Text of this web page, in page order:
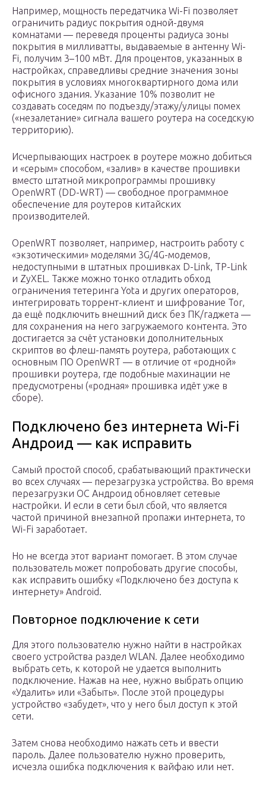
Например, мощность передатчика Wi-Fi позволяет
ограничить радиус покрытия одной-двумя
комнатами — переведя проценты радиуса зоны
покрытия в милливатты, выдаваемые в антенну Wi-
Fi, получим 3–100 мВт. Для процентов, указанных в
настройках, справедливы средние значения зоны
покрытия в условиях многоквартирного дома или
офисного здания. Указание 10% позволит не
создавать соседям по подъезду/этажу/улицы помех
(«незалетание» сигнала вашего роутера на соседскую
территорию).
Исчерпывающих настроек в роутере можно добиться
и «серым» способом, «залив» в качестве прошивки
вместо штатной микропрограммы прошивку
OpenWRT (DD-WRT) — свободное программное
обеспечение для роутеров китайских
производителей.
OpenWRT позволяет, например, настроить работу с
«экзотическими» моделями 3G/4G-модемов,
недоступными в штатных прошивках D-Link, TP-Link
и ZyXEL. Также можно тонко отладить обход
ограничения тетеринга Yota и других операторов,
интегрировать торрент-клиент и шифрование Tor,
да ещё подключить внешний диск без ПК/гаджета —
для сохранения на него загружаемого контента. Это
достигается за счёт установки дополнительных
скриптов во флеш-память роутера, работающих с
основным ПО OpenWRT — в отличие от «родной»
прошивки роутера, где подобные махинации не
предусмотрены («родная» прошивка идёт уже в
сборе).
Подключено без интернета Wi-Fi
Андроид — как исправить
Самый простой способ, срабатывающий практически
во всех случаях — перезагрузка устройства. Во время
перезагрузки ОС Андроид обновляет сетевые
настройки. И если в сети был сбой, что является
частой причиной внезапной пропажи интернета, то
Wi-Fi заработает.
Но не всегда этот вариант помогает. В этом случае
пользователь может попробовать другие способы,
как исправить ошибку «Подключено без доступа к
интернету» Android.
Повторное подключение к сети
Для этого пользователю нужно найти в настройках
своего устройства раздел WLAN. Далее необходимо
выбрать сеть, к которой не удается выполнить
подключение. Нажав на нее, нужно выбрать опцию
«Удалить» или «Забыть». После этой процедуры
устройство «забудет», что у него был доступ к этой
сети.
Затем снова необходимо нажать сеть и ввести
пароль. Далее пользователю нужно проверить,
исчезла ошибка подключения к вайфаю или нет.